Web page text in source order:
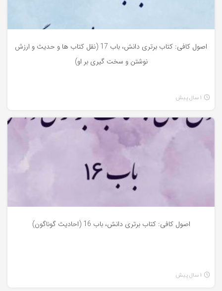
اصول کافی: کتاب برتری دانش، باب 17 (نقل کتاب ها و حدیث و ارزش
نوشتن و سخت گیری بر او)
1 سال پیش
اصول کافی: کتاب برتری دانش، باب 16 (احادیث گوناگون)
1 سال پیش